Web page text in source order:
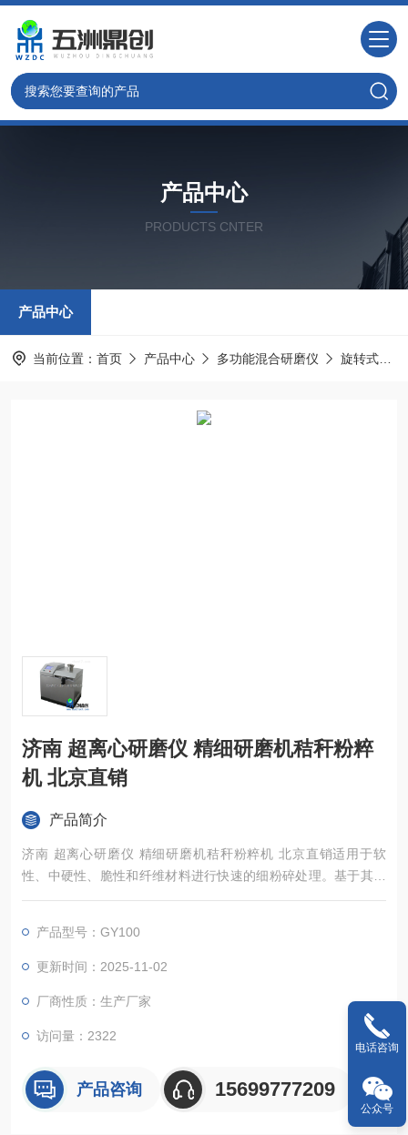
产品中心
PRODUCTS CNTER
产品中心
当前位置： 首页 产品中心 多功能混合研磨仪 旋转式研磨仪
济南 超离心研磨仪 精细研磨机秸秆粉粹
机 北京直销
产品简介
济南 超离心研磨仪 精细研磨机秸秆粉粹机 北京直销适用于软
性、中硬性、脆性和纤维材料进行快速的细粉碎处理。基于其可
靠率的粉碎技术和内容丰富的配件，该仪器可以在极短的时间内
的时间，因此样品本身的性质不会在制样过程中发生改变，能够
保证可信的分析结果，是质量控制、产品检测和科研开发中样品
产品型号：GY100
更新时间：2025-11-02
厂商性质：生产厂家
访问量：2322
产品咨询 15699777209
电话咨询
公众号